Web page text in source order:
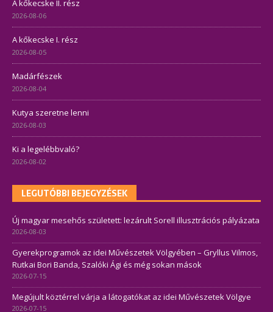
A kőkecske II. rész
2026-08-06
A kőkecske I. rész
2026-08-05
Madárfészek
2026-08-04
Kutya szeretne lenni
2026-08-03
Ki a legelébbvaló?
2026-08-02
LEGUTÓBBI BEJEGYZÉSEK
Új magyar mesehős született: lezárult Sorell illusztrációs pályázata
2026-08-03
Gyerekprogramok az idei Művészetek Völgyében – Gryllus Vilmos,
Rutkai Bori Banda, Szalóki Ági és még sokan mások
2026-07-15
Megújult köztérrel várja a látogatókat az idei Művészetek Völgye
2026-07-15